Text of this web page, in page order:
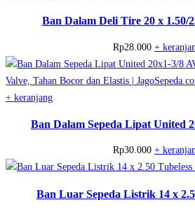
Ban Dalam Deli Tire 20 x 1.50/
Rp28.000 +
+ keranjang
Ban Dalam Sepeda Lipat United
Rp30.000 +
Ban Luar Sepeda Listrik 14 x